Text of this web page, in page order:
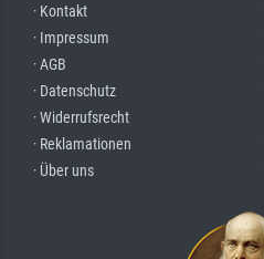
· Kontakt
· Impressum
· AGB
· Datenschutz
· Widerrufsrecht
· Reklamationen
· Über uns